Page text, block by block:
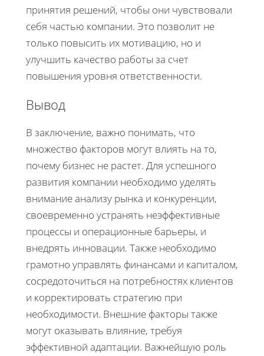
принятия решений, чтобы они чувствовали
себя частью компании. Это позволит не
только повысить их мотивацию, но и
улучшить качество работы за счет
повышения уровня ответственности.
Вывод
В заключение, важно понимать, что
множество факторов могут влиять на то,
почему бизнес не растет. Для успешного
развития компании необходимо уделять
внимание анализу рынка и конкуренции,
своевременно устранять неэффективные
процессы и операционные барьеры, и
внедрять инновации. Также необходимо
грамотно управлять финансами и капиталом,
сосредоточиться на потребностях клиентов
и корректировать стратегию при
необходимости. Внешние факторы также
могут оказывать влияние, требуя
эффективной адаптации. Важнейшую роль